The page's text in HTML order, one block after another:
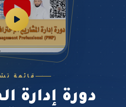
قائمة
دورة إدارة